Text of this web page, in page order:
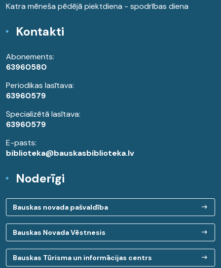
Katra mēneša pēdējā piektdiena - spodrības diena
Kontakti
Abonements:
63960580
Periodikas lasītava:
63960579
Specializētā lasītava:
63960579
E-pasts:
biblioteka@bauskasbiblioteka.lv
Noderīgi
Bauskas novada pašvaldība
Bauskas Novada Vēstnesis
Bauskas Tūrisma un informācijas centrs